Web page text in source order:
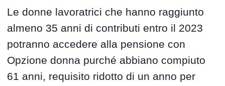
Le donne lavoratrici che hanno raggiunto
almeno 35 anni di contributi entro il 2023
potranno accedere alla pensione con
Opzione donna purché abbiano compiuto
61 anni, requisito ridotto di un anno per